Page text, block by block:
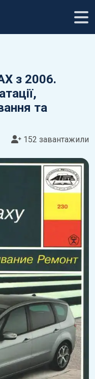
з 2006.
та
152 завантажили